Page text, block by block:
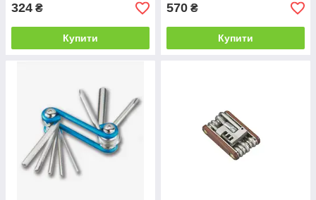
324 ₴
Купити
570 ₴
Купити